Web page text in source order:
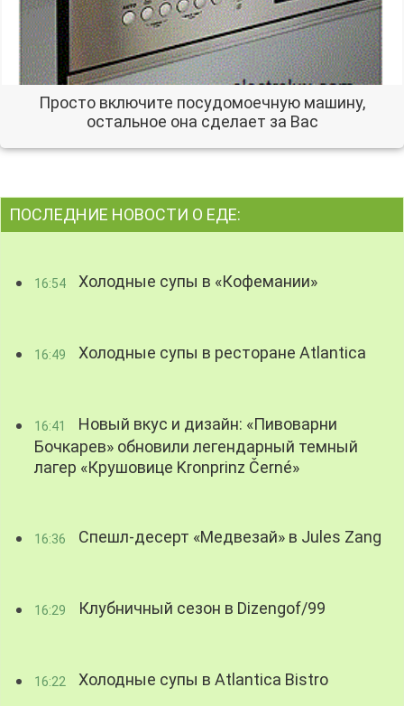
Просто включите посудомоечную машину,
остальное она сделает за Вас
ПОСЛЕДНИЕ НОВОСТИ О ЕДЕ:
16:54 Холодные супы в «Кофемании»
16:49 Холодные супы в ресторане Atlantica
16:41
Новый вкус и дизайн: «Пивоварни
Бочкарев» обновили легендарный темный
лагер «Крушовице Kronprinz Černé»
16:36 Спешл-десерт «Медвезай» в Jules Zang
16:29 Клубничный сезон в Dizengof/99
16:22 Холодные супы в Atlantica Bistro